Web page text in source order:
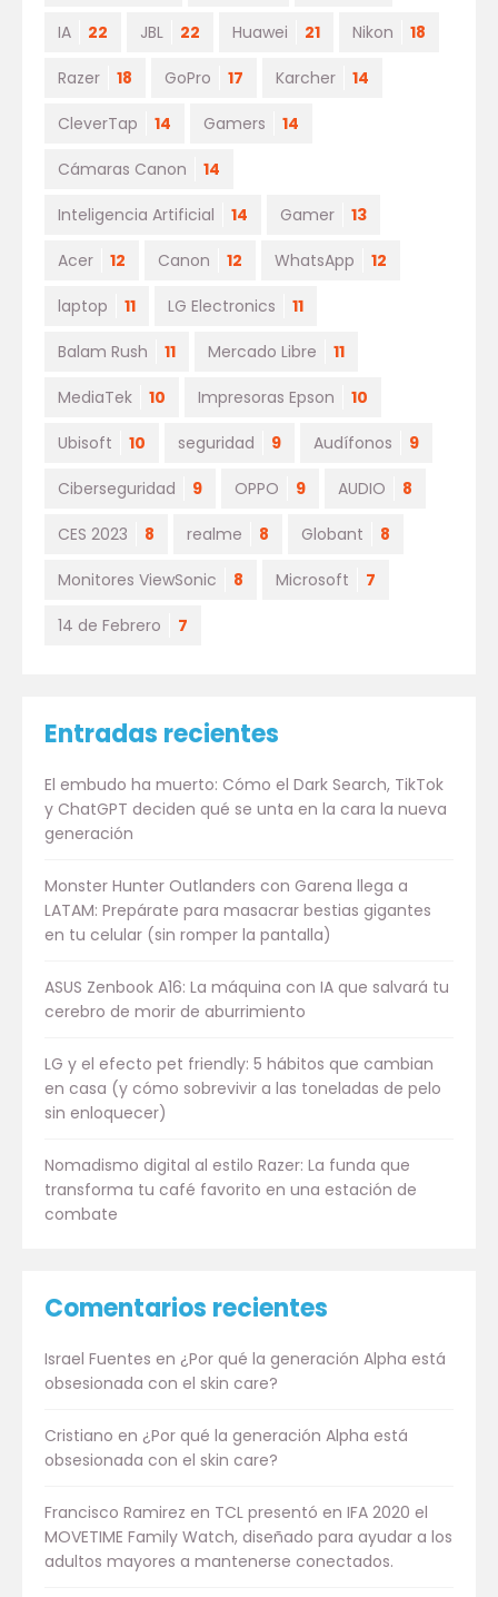
IA 22 JBL 22 Huawei 21 Nikon 18
Razer 18 GoPro 17 Karcher 14
CleverTap 14 Gamers 14
Cámaras Canon 14
Inteligencia Artificial 14 Gamer 13
Acer 12 Canon 12 WhatsApp 12
laptop 11 LG Electronics 11
Balam Rush 11 Mercado Libre 11
MediaTek 10 Impresoras Epson 10
Ubisoft 10 seguridad 9 Audífonos 9
Ciberseguridad 9 OPPO 9 AUDIO 8
CES 2023 8 realme 8 Globant 8
Monitores ViewSonic 8 Microsoft 7
14 de Febrero 7
Entradas recientes
El embudo ha muerto: Cómo el Dark Search, TikTok
y ChatGPT deciden qué se unta en la cara la nueva
generación
Monster Hunter Outlanders con Garena llega a
LATAM: Prepárate para masacrar bestias gigantes
en tu celular (sin romper la pantalla)
ASUS Zenbook A16: La máquina con IA que salvará tu
cerebro de morir de aburrimiento
LG y el efecto pet friendly: 5 hábitos que cambian
en casa (y cómo sobrevivir a las toneladas de pelo
sin enloquecer)
Nomadismo digital al estilo Razer: La funda que
transforma tu café favorito en una estación de
combate
Comentarios recientes
Israel Fuentes en ¿Por qué la generación Alpha está
obsesionada con el skin care?
Cristiano en ¿Por qué la generación Alpha está
obsesionada con el skin care?
Francisco Ramirez en TCL presentó en IFA 2020 el
MOVETIME Family Watch, diseñado para ayudar a los
adultos mayores a mantenerse conectados.